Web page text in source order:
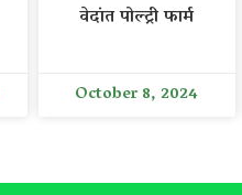
वेदांत पोल्ट्री फार्म
October 8, 2024